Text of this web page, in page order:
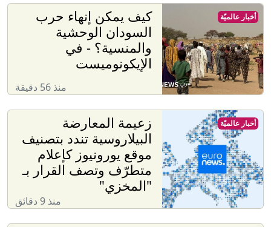
كيف يمكن إنهاء حرب
السودان الوحشية
والمنسية؟ - في
الإيكونوميست
منذ 56 دقيقة
أخبار عالميّة
زعيمة المعارضة
البيلاروسية تندد بتصنيف
موقع يورونيوز كإعلام
متطرّف وتصف القرار بـ
"المخزي"
منذ 9 دقائق
أخبار عالميّة